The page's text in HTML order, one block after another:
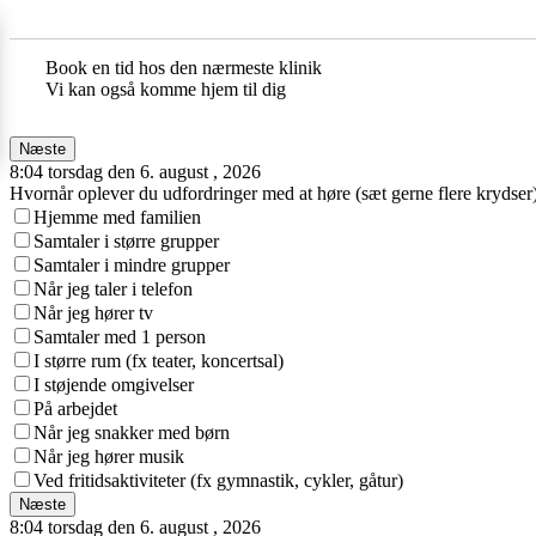
Book en tid hos den nærmeste klinik
Vi kan også komme hjem til dig
Næste
8:04 torsdag den 6. august , 2026
Hvornår oplever du udfordringer med at høre (sæt gerne flere
Hjemme med familien
Samtaler i større grupper
Samtaler i mindre grupper
Når jeg taler i telefon
Når jeg hører tv
Samtaler med 1 person
I større rum (fx teater, koncertsal)
I støjende omgivelser
På arbejdet
Når jeg snakker med børn
Når jeg hører musik
Ved fritidsaktiviteter (fx gymnastik, cykler, gåtur)
Næste
8:04 torsdag den 6. august , 2026